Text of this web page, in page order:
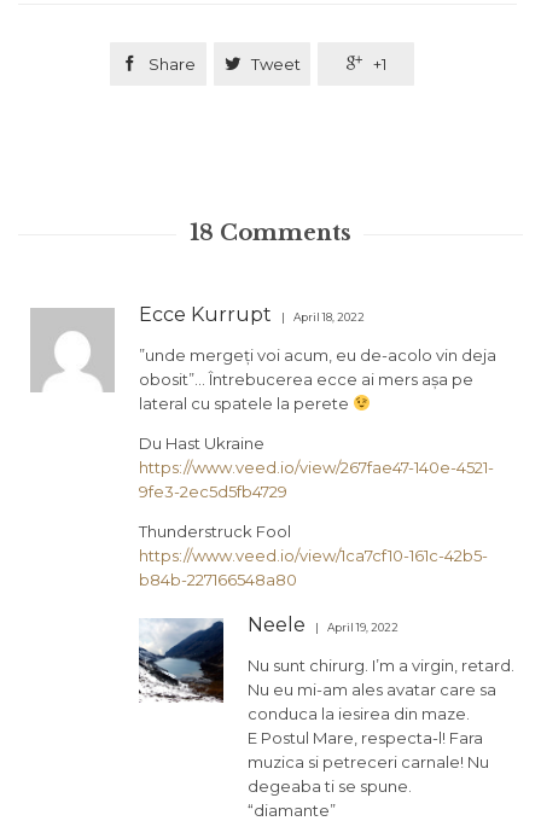
 Share  Tweet  +1
18 Comments
Ecce Kurrupt April 18, 2022
”unde mergeți voi acum, eu de-acolo vin deja
obosit”… Întrebucerea ecce ai mers așa pe
lateral cu spatele la perete
Du Hast Ukraine
https://www.veed.io/view/267fae47-140e-4521-
9fe3-2ec5d5fb4729
Thunderstruck Fool
https://www.veed.io/view/1ca7cf10-161c-42b5-
b84b-227166548a80
Neele April 19, 2022
Nu sunt chirurg. I’m a virgin, retard.
Nu eu mi-am ales avatar care sa
conduca la iesirea din maze.
E Postul Mare, respecta-l! Fara
muzica si petreceri carnale! Nu
degeaba ti se spune.
“diamante”